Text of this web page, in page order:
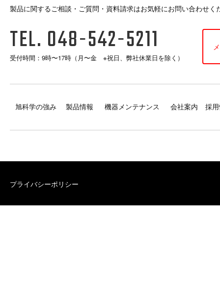
製品に関するご相談・ご質問・資料請求はお気軽にお問い合わせく
TEL. 048-542-5211
受付時間：9時〜17時（月〜金 ※祝日、弊社休業日を除く）
旭科学の強み 製品情報 機器メンテナンス 会社案内 採
プライバシーポリシー